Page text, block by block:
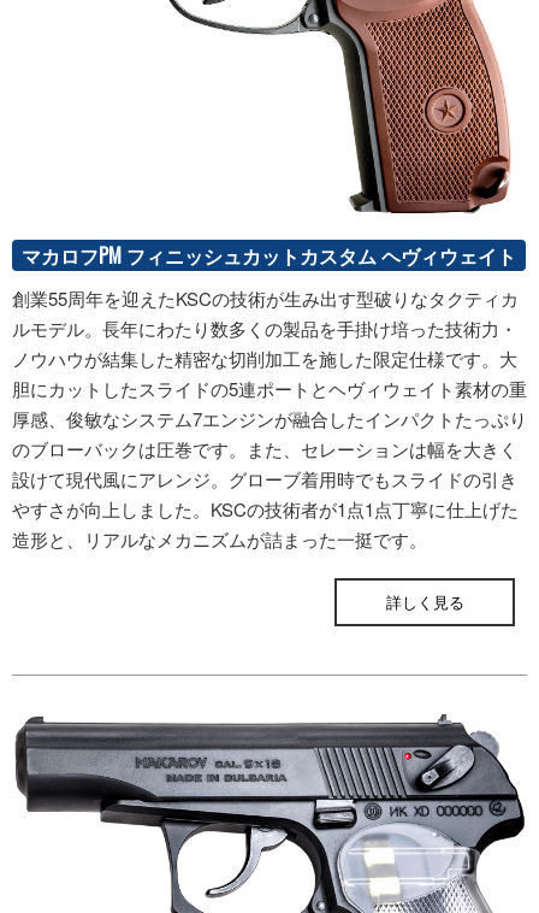
マカロフPM フィニッシュカットカスタム ヘヴィウェイト
創業55周年を迎えたKSCの技術が生み出す型破りなタクティカ
ルモデル。長年にわたり数多くの製品を手掛け培った技術力・
ノウハウが結集した精密な切削加工を施した限定仕様です。大
胆にカットしたスライドの5連ポートとヘヴィウェイト素材の重
厚感、俊敏なシステム7エンジンが融合したインパクトたっぷり
のブローバックは圧巻です。また、セレーションは幅を大きく
設けて現代風にアレンジ。グローブ着用時でもスライドの引き
やすさが向上しました。KSCの技術者が1点1点丁寧に仕上げた
造形と、リアルなメカニズムが詰まった一挺です。
詳しく見る